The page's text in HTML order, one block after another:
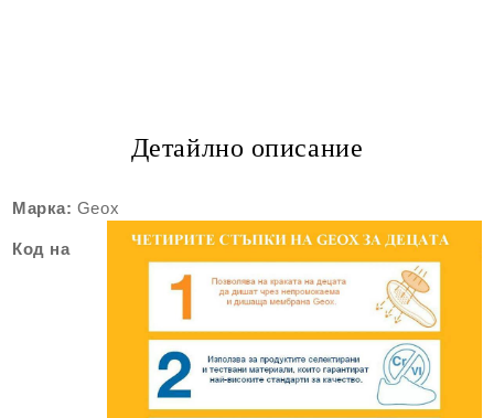
Детайлно описание
Марка: Geox
Код на